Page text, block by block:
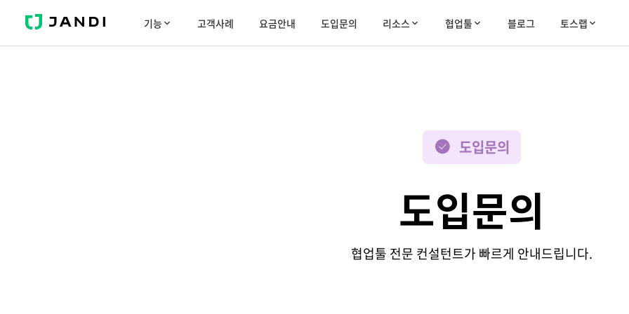
J
N
기능 고객사례 요금안내 도입문의 리소스 협업툴 블로그 토스랩
도입문의
도입문의
협업툴 전문 컨설턴트가 빠르게 안내드립니다.